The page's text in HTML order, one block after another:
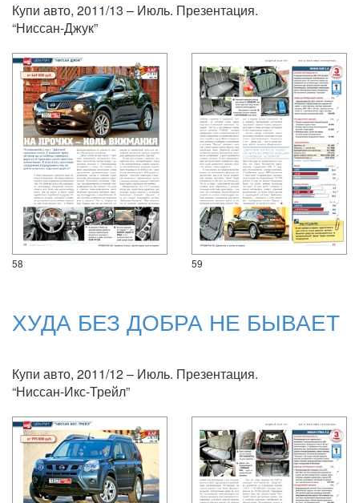
Купи авто, 2011/13 – Июль. Презентация.
“Ниссан-Джук”
58 59
ХУДА БЕЗ ДОБРА НЕ БЫВАЕТ
Купи авто, 2011/12 – Июль. Презентация.
“Ниссан-Икс-Трейл”